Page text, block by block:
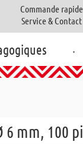
Commande rapide
Service & Contact
.
mm, 100